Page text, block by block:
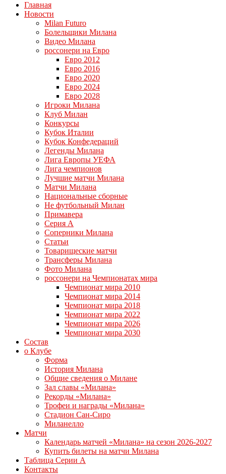
Главная
Новости
Milan Futuro
Болельщики Милана
Видео Милана
россонери на Евро
Евро 2012
Евро 2016
Евро 2020
Евро 2024
Евро 2028
Игроки Милана
Клуб Милан
Конкурсы
Кубок Италии
Кубок Конфедераций
Легенды Милана
Лига Европы УЕФА
Лига чемпионов
Лучшие матчи Милана
Матчи Милана
Национальные сборные
Не футбольный Милан
Примавера
Серия А
Соперники Милана
Статьи
Товарищеские матчи
Трансферы Милана
Фото Милана
россонери на Чемпионатах мира
Чемпионат мира 2010
Чемпионат мира 2014
Чемпионат мира 2018
Чемпионат мира 2022
Чемпионат мира 2026
Чемпионат мира 2030
Состав
о Клубе
Форма
История Милана
Общие сведения о Милане
Зал славы «Милана»
Рекорды «Милана»
Трофеи и награды «Милана»
Стадион Сан-Сиро
Миланелло
Матчи
Календарь матчей «Милана» на сезон 2026-2027
Купить билеты на матчи Милана
Таблица Серии А
Контакты